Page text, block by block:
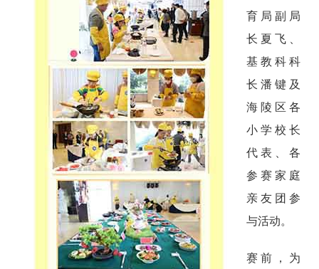
育局副局
长夏飞、
基教科科
长潘键及
海陵区各
小学校长
代表、各
参赛家庭
亲友团参
与活动。
赛前，为